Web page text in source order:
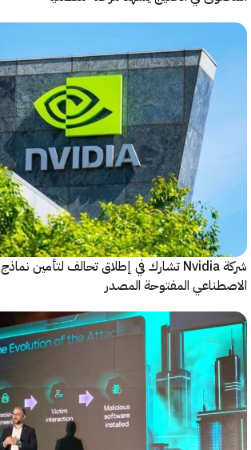
شركة Nvidia تشارك في إطلاق تحالف لتأمين نماذج الذكاء
المفتوحة المصدر